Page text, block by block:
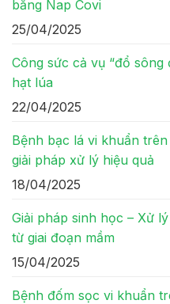
bằng Nap Covi
25/04/2025
Công sức cả vụ “đổ
hạt lúa
22/04/2025
Bệnh bạc lá vi khuẩn
giải pháp xử lý hiệu quả
18/04/2025
Giải pháp sinh học – Xử
từ giai đoạn mầm
15/04/2025
Bệnh đốm sọc vi khuẩn